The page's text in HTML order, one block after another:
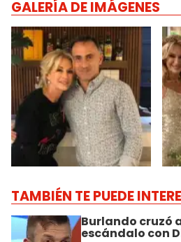
GALERÍA DE IMÁGENES
TAMBIÉN TE PUEDE
Burlando cruzó
escándalo con